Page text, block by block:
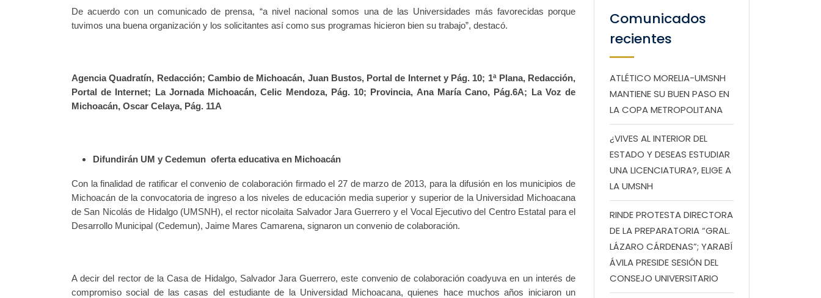
De acuerdo con un comunicado de prensa, “a nivel nacional somos una de las Universidades más favorecidas porque
tuvimos una buena organización y los solicitantes así como sus programas hicieron bien su trabajo”, destacó.
Agencia Quadratín, Redacción; Cambio de Michoacán, Juan Bustos, Portal de Internet y Pág. 10; 1ª Plana, Redacción,
Portal de Internet; La Jornada Michoacán, Celic Mendoza, Pág. 10; Provincia, Ana María Cano, Pág.6A; La Voz de
Michoacán, Oscar Celaya, Pág. 11A
Difundirán UM y Cedemun oferta educativa en Michoacán
Con la finalidad de ratificar el convenio de colaboración firmado el 27 de marzo de 2013, para la difusión en los municipios de
Michoacán de la convocatoria de ingreso a los niveles de educación media superior y superior de la Universidad Michoacana
de San Nicolás de Hidalgo (UMSNH), el rector nicolaita Salvador Jara Guerrero y el Vocal Ejecutivo del Centro Estatal para el
Desarrollo Municipal (Cedemun), Jaime Mares Camarena, signaron un convenio de colaboración.
A decir del rector de la Casa de Hidalgo, Salvador Jara Guerrero, este convenio de colaboración coadyuva en un interés de
compromiso social de las casas del estudiante de la Universidad Michoacana, quienes hace muchos años iniciaron un
Comunicados
recientes
ATLÉTICO MORELIA-UMSNH
MANTIENE SU BUEN PASO EN
LA COPA METROPOLITANA
¿VIVES AL INTERIOR DEL
ESTADO Y DESEAS ESTUDIAR
UNA LICENCIATURA?, ELIGE A
LA UMSNH
RINDE PROTESTA DIRECTORA
DE LA PREPARATORIA “GRAL.
LÁZARO CÁRDENAS”; YARABÍ
ÁVILA PRESIDE SESIÓN DEL
CONSEJO UNIVERSITARIO